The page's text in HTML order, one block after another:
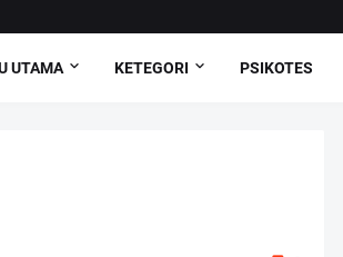
UTAMA KETEGORI PSIKOTES